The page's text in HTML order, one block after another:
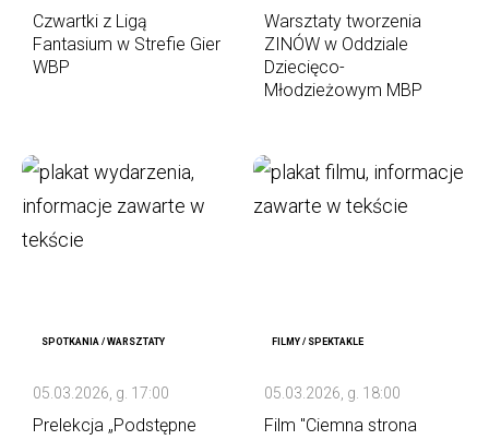
Czwartki z Ligą
Fantasium w Strefie Gier
WBP
Warsztaty tworzenia
ZINÓW w Oddziale
Dziecięco-
Młodzieżowym MBP
SPOTKANIA / WARSZTATY
05.03.2026, g. 17:00
Prelekcja „Podstępne
FILMY / SPEKTAKLE
05.03.2026, g. 18:00
Film "Ciemna strona